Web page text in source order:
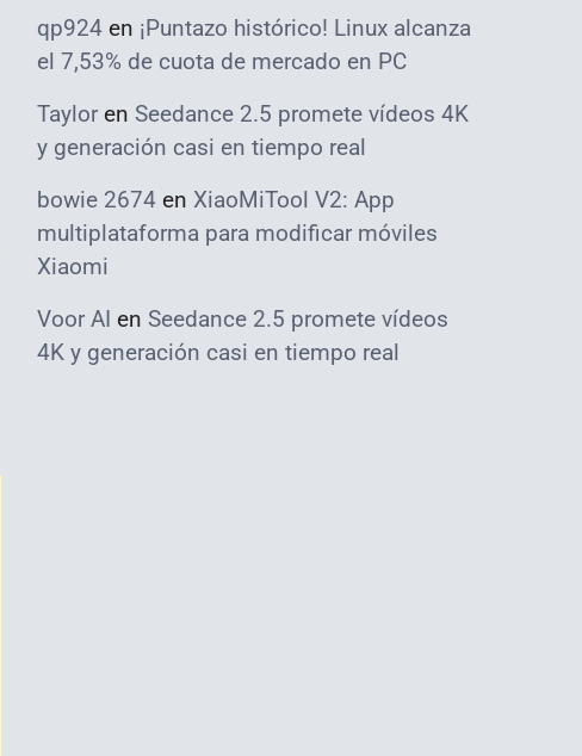
qp924 en ¡Puntazo histórico! Linux alcanza
el 7,53% de cuota de mercado en PC
Taylor en Seedance 2.5 promete vídeos 4K
y generación casi en tiempo real
bowie 2674 en XiaoMiTool V2: App
multiplataforma para modificar móviles
Xiaomi
Voor AI en Seedance 2.5 promete vídeos
4K y generación casi en tiempo real